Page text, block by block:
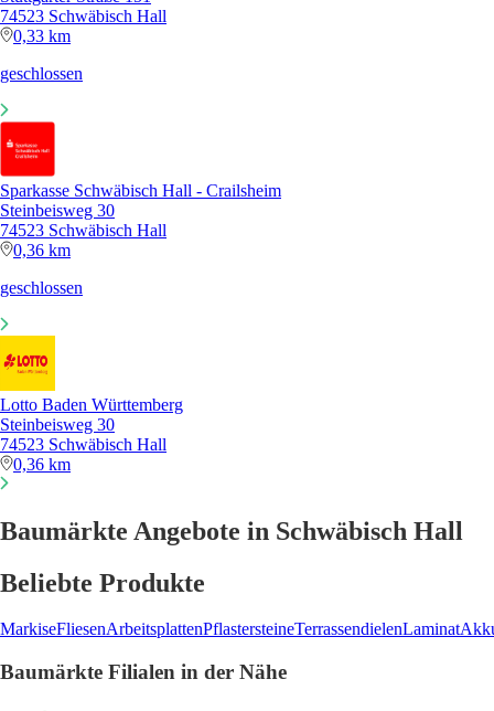
74523 Schwäbisch Hall
0,33 km
geschlossen
Sparkasse Schwäbisch Hall - Crailsheim
Steinbeisweg 30
74523 Schwäbisch Hall
0,36 km
geschlossen
Lotto Baden Württemberg
Steinbeisweg 30
74523 Schwäbisch Hall
0,36 km
Baumärkte Angebote in Schwäbisch Hall
Beliebte Produkte
MarkiseFliesenArbeitsplattenPflastersteineTerrassendielenLaminat
Baumärkte Filialen in der Nähe